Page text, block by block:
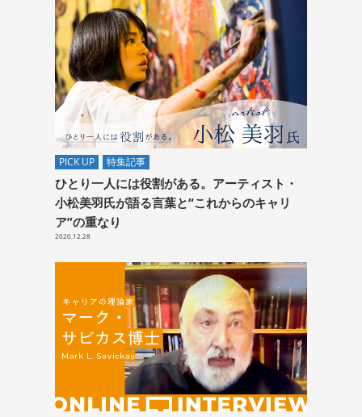
PICK UP 特集記事
ひとり一人には役割がある。アーティスト・
小松美羽氏が語る言葉と“これからのキャリ
ア”の重なり
2020.12.28